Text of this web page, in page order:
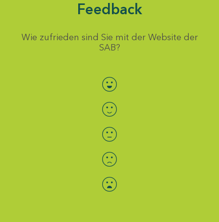
Feedback
Wie zufrieden sind Sie mit der Website der
SAB?
Bewertung auswählen